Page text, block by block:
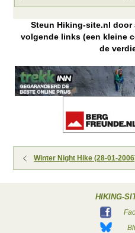
Steun Hiking-site.nl door
volgende links (een kleine
de
Winter Night Hike (28-01-
HIKING-